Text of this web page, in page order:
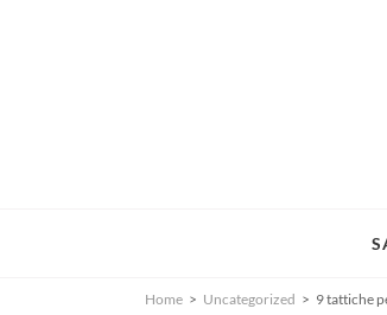
Home > Uncategorized > 9 tattiche